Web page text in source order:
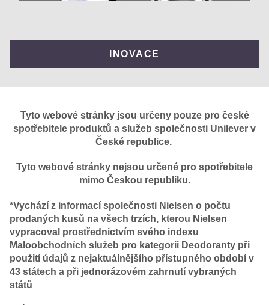
INOVACE
Tyto webové stránky jsou určeny pouze pro české
spotřebitele produktů a služeb společnosti Unilever v
České republice.
Tyto webové stránky nejsou určené pro spotřebitele
mimo Českou republiku.
*Vychází z informací společnosti Nielsen o počtu
prodaných kusů na všech trzích, kterou Nielsen
vypracoval prostřednictvím svého indexu
Maloobchodních služeb pro kategorii Deodoranty při
použití údajů z nejaktuálnějšího přístupného období v
43 státech a při jednorázovém zahrnutí vybraných
států